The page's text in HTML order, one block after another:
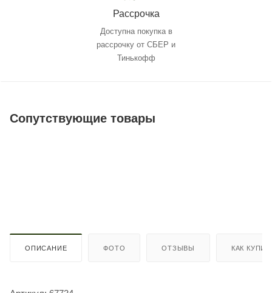
Рассрочка
Доступна покупка в
рассрочку от СБЕР и
Тинькофф
Сопутствующие товары
ОПИСАНИЕ ФОТО ОТЗЫВЫ КАК